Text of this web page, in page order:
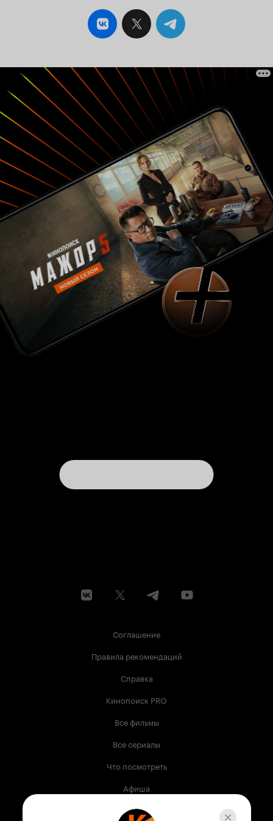
Соглашение
Правила рекомендаций
Справка
Кинопоиск PRO
Все фильмы
Все сериалы
Что посмотреть
Афиша
Музыка